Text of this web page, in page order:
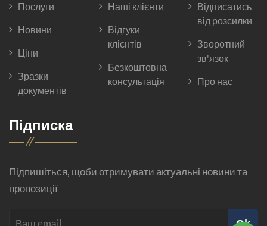
Послуги
Новини
Ціни
Зразки
документів
Наші клієнти
Відгуки
клієнтів
Безкоштовна
консультація
Відписатись
від розсилки
Зворотний
зв'язок
Про нас
Підписка
Підпишіться, щоби отримувати актуальні новини та
пропозиції
Ok